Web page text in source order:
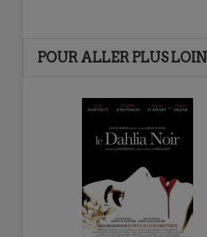
POUR ALLER PLUS LOIN